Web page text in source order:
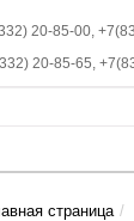
20-85-00,
20-85-65,
страница